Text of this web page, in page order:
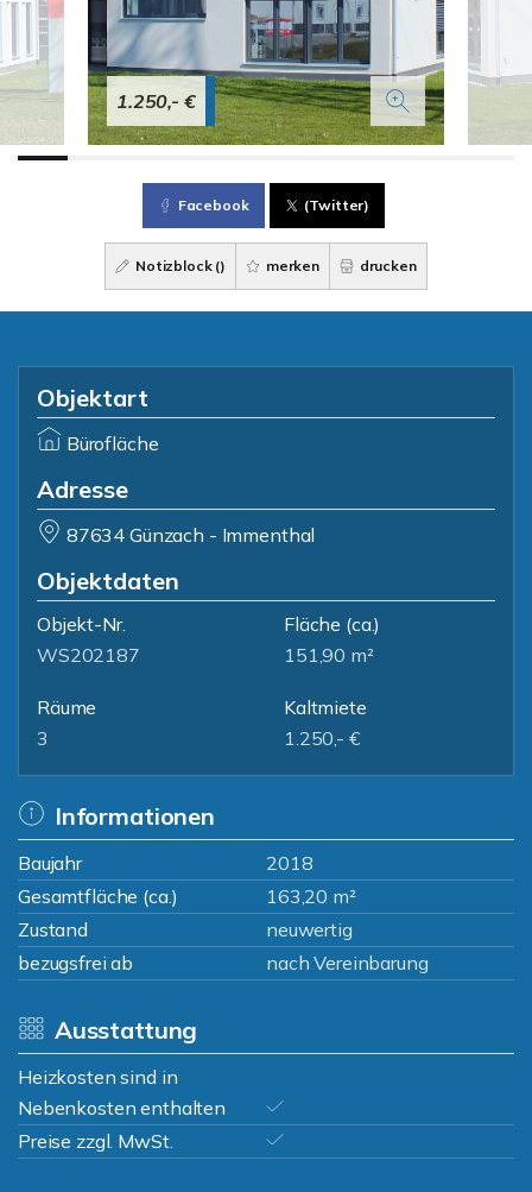
1.250,- €
Facebook (Twitter)
Notizblock () merken drucken
Objektart
Bürofläche
Adresse
87634 Günzach - Immenthal
Objektdaten
Objekt-Nr.
WS202187
Fläche (ca.)
151,90 m²
Räume
3
Kaltmiete
1.250,- €
Informationen
Baujahr
2018
Gesamtfläche (ca.)
163,20 m²
Zustand
neuwertig
bezugsfrei ab
nach Vereinbarung
Ausstattung
Heizkosten sind in
Nebenkosten enthalten
Preise zzgl. MwSt.